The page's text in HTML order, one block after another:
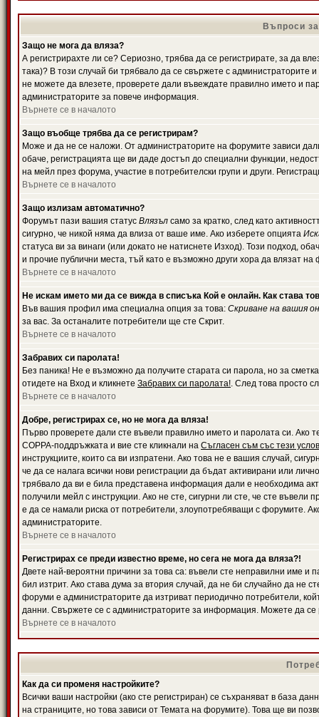
Въпроси
Защо не мога да вляза?
А регистрирахте ли се? Сериозно, трябва да се регистрирате, за да
така)? В този случай би трябвало да се свържете с администраторите
не можете да влезете, проверете дали въвеждате правилно името и
администраторите за повече информация.
Върнете се в началото
Защо въобще трябва да се регистрирам?
Може и да не се наложи. От администраторите на форумите зависи
обаче, регистрацията ще ви даде достъп до специални функции,
на мейл през форума, участие в потребителски групи и други.
Върнете се в началото
Защо излизам автоматично?
Форумът пази вашия статус Влязъл само за кратко, след като
сигурно, че никой няма да влиза от ваше име. Ако изберете опцията
статуса ви за винаги (или докато не натиснете Изход). Този подход,
и прочие публични места, тъй като е възможно други хора да влязат
Върнете се в началото
Не искам името ми да се вижда в списъка Кой е онлайн. Как става
Във вашия профил има специална опция за това: Скриване на вашия
за вас. За останалите потребители ще сте Скрит.
Върнете се в началото
Забравих си паролата!
Без паника! Не е възможно да получите старата си парола, но за
отидете на Вход и кликнете Забравих си паролата!. След това просто
Върнете се в началото
Добре, регистрирах се, но не мога да вляза!
Първо проверете дали сте въвели правилно името и паролата си. Ако
COPPA-поддръжката и вие сте кликнали на Съгласен съм със тези
инструкциите, които са ви изпратени. Ако това не е вашия случай,
че да се налага всички нови регистрации да бъдат активирани или
трябвало да ви е била представена информация дали е необходима
получили мейл с инструкции. Ако не сте, сигурни ли сте, че сте
е да се намали риска от потребители, злоупотребяващи с форумите.
администраторите.
Върнете се в началото
Регистрирах се преди известно време, но сега не мога да вляза?!
Двете най-вероятни причини за това са: въвели сте неправилни име и
бил изтрит. Ако става дума за втория случай, да не би случайно да
форуми е администраторите да изтриват периодично потребители,
данни. Свържете се с администраторите за информация. Можете да се
Върнете се в началото
Как да си променя настройките?
Всички ваши настройки (ако сте регистриран) се съхраняват в база
на страниците, но това зависи от Темата на форумите). Това ще ви